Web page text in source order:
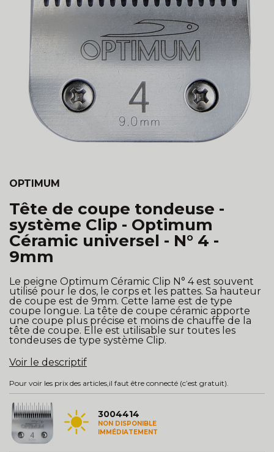
OPTIMUM
Tête de coupe tondeuse -
système Clip - Optimum
Céramic universel - N° 4 -
9mm
Le peigne Optimum Céramic Clip N° 4 est souvent
utilisé pour le dos, le corps et les pattes. Sa hauteur
de coupe est de 9mm. Cette lame est de type
coupe longue. La tête de coupe céramic apporte
une coupe plus précise et moins de chauffe de la
tête de coupe. Elle est utilisable sur toutes les
tondeuses de type système Clip.
Voir le descriptif
Pour voir les prix des articles, il faut être connecté (c’est gratuit).
3004414
NON DISPONIBLE
IMMÉDIATEMENT